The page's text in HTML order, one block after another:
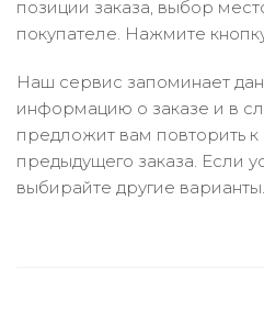
позиции заказа, выбор
покупателе. Нажмите
Наш сервис запоминает
информацию о заказе и в
предложит вам повторить к
предыдущего заказа. Если
выбирайте другие варианты.